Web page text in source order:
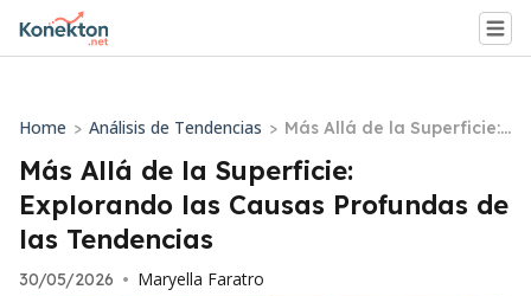
Home > Análisis de Tendencias > Más Allá de la Superficie:
Explorando las Causas Pr
ofundas de las Tendencia
s
Más Allá de la Superficie:
Explorando las Causas Profundas de
las Tendencias
30/05/2026 • Maryella Faratro